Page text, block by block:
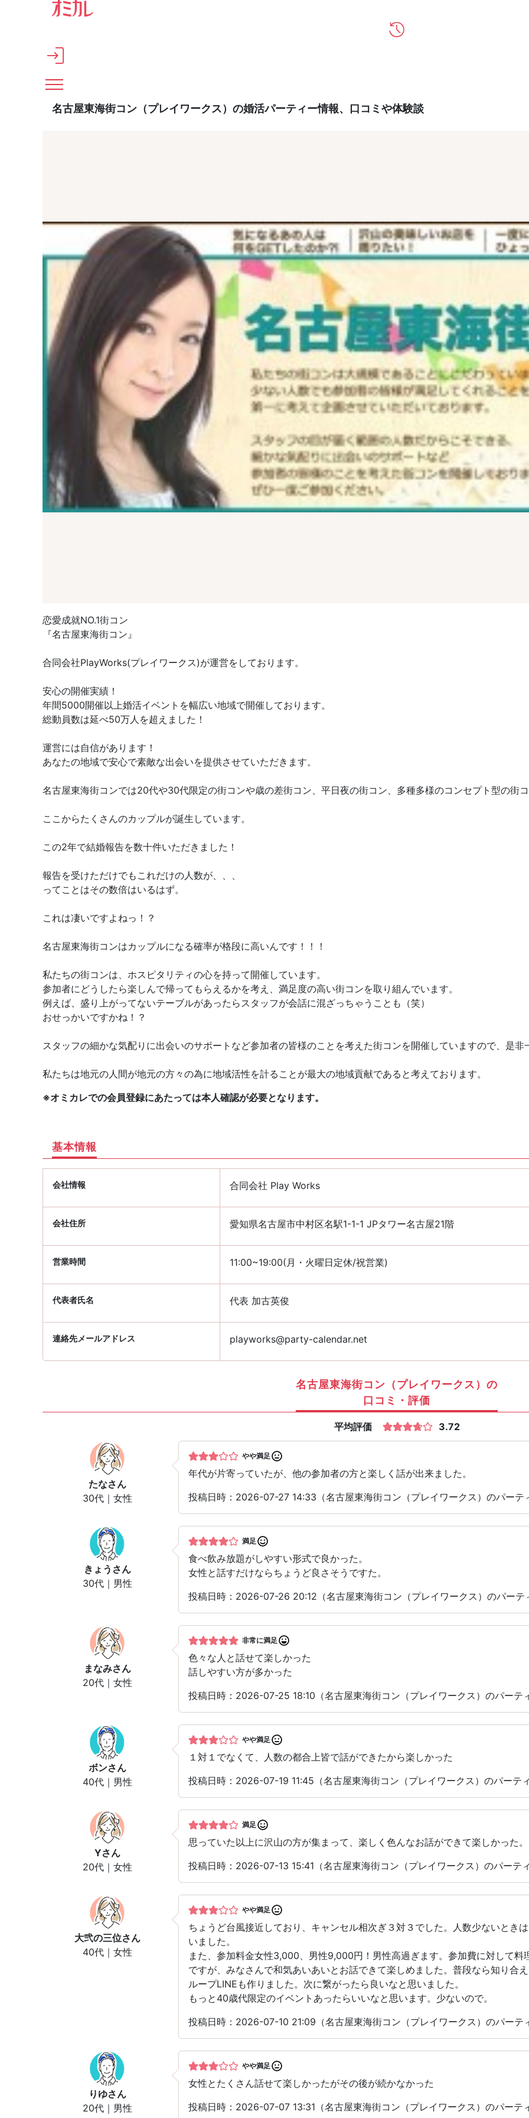
メインコンテンツへスキップ
名古屋東海街コン（プレイワークス）の婚活パーティー情報、口コミや体験談
恋愛成就NO.1街コン
『名古屋東海街コン』
合同会社PlayWorks(プレイワークス)が運営をしております。
安心の開催実績！
年間5000開催以上婚活イベントを幅広い地域で開催しております。
総動員数は延べ50万人を超えました！
運営には自信があります！
あなたの地域で安心で素敵な出会いを提供させていただきます。
名古屋東海街コンでは20代や30代限定の街コンや歳の差街コン、平日夜の街コン、多種多様のコンセプト型の街
ここからたくさんのカップルが誕生しています。
この2年で結婚報告を数十件いただきました！
報告を受けただけでもこれだけの人数が、、、
ってことはその数倍はいるはず。
これは凄いですよねっ！？
名古屋東海街コンはカップルになる確率が格段に高いんです！！！
私たちの街コンは、ホスピタリティの心を持って開催しています。
参加者にどうしたら楽しんで帰ってもらえるかを考え、満足度の高い街コンを取り組んでいます。
例えば、盛り上がってないテーブルがあったらスタッフが会話に混ざっちゃうことも（笑）
おせっかいですかね！？
スタッフの細かな気配りに出会いのサポートなど参加者の皆様のことを考えた街コンを開催していますので、是非
私たちは地元の人間が地元の方々の為に地域活性を計ることが最大の地域貢献であると考えております。
※オミカレでの会員登録にあたっては本人確認が必要となります。
基本情報
会社情報 合同会社 Play Works
会社住所 愛知県名古屋市中村区名駅1-1-1 JPタワー名古屋21階
営業時間 11:00~19:00(月・火曜日定休/祝営業)
代表者氏名 代表 加古英俊
連絡先メールアドレス playworks@party-calendar.net
名古屋東海街コン（プレイワークス）の
口コミ・評価
平均評価 3.72
たなさん
30代｜女性
やや満足
年代が片寄っていたが、他の参加者の方と楽しく話が出来ました。
投稿日時：2026-07-27 14:33（名古屋東海街コン（プレイワークス）のパーテ
きょう さん
30代｜男性
満足
食べ飲み放題がしやすい形式で良かった。
女性と話すだけならちょうど良さそうですた。
投稿日時：2026-07-26 20:12（名古屋東海街コン（プレイワークス）のパーテ
まなみさん
20代｜女性
非常に満足
色々な人と話せて楽しかった
話しやすい方が多かった
投稿日時：2026-07-25 18:10（名古屋東海街コン（プレイワークス）のパーテ
ボンさん
40代｜男性
やや満足
１対１でなくて、人数の都合上皆で話ができたから楽しかった
投稿日時：2026-07-19 11:45（名古屋東海街コン（プレイワークス）のパーティ
Yさん
20代｜女性
満足
思っていた以上に沢山の方が集まって、楽しく色んなお話ができて楽しかった。
投稿日時：2026-07-13 15:41（名古屋東海街コン（プレイワークス）のパーティ
大弐の三位さん
40代｜女性
やや満足
ちょうど台風接近しており、キャンセル相次ぎ３対３でした。人数少ないとき
いました。
また、参加料金女性3,000、男性9,000円！男性高過ぎます。参加費に対して料
ですが、みなさんで和気あいあいとお話できて楽しめました。普段なら知り合
ループLINEも作りました。次に繋がったら良いなと思いました。
もっと40歳代限定のイベントあったらいいなと思います。少ないので。
投稿日時：2026-07-10 21:09（名古屋東海街コン（プレイワークス）のパーテ
りゆさん
20代｜男性
やや満足
女性とたくさん話せて楽しかったがその後が続かなかった
投稿日時：2026-07-07 13:31（名古屋東海街コン（プレイワークス）のパーテ